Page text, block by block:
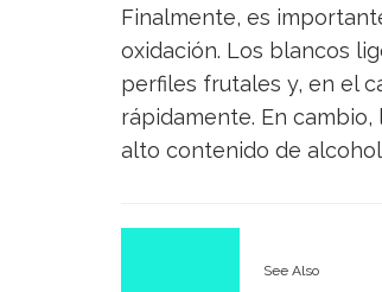
Finalmente, es
oxidación. Los blancos
perfiles frutales y, en el
rápidamente. En
alto contenido de alcohol
See Also